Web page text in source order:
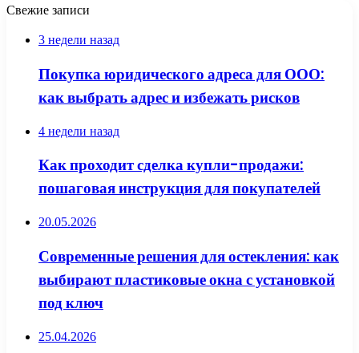
Свежие записи
3 недели назад
Покупка юридического адреса для ООО:
как выбрать адрес и избежать рисков
4 недели назад
Как проходит сделка купли-продажи:
пошаговая инструкция для покупателей
20.05.2026
Современные решения для остекления: как
выбирают пластиковые окна с установкой
под ключ
25.04.2026